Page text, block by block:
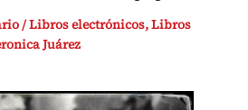
/Libros electrónicos,Libros
Juárez